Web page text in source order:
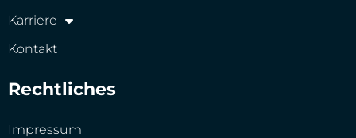
Karriere
Kontakt
Rechtliches
Impressum